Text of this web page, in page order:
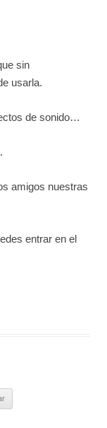
sin
usarla.
de sonido…
amigos nuestras
entrar en el